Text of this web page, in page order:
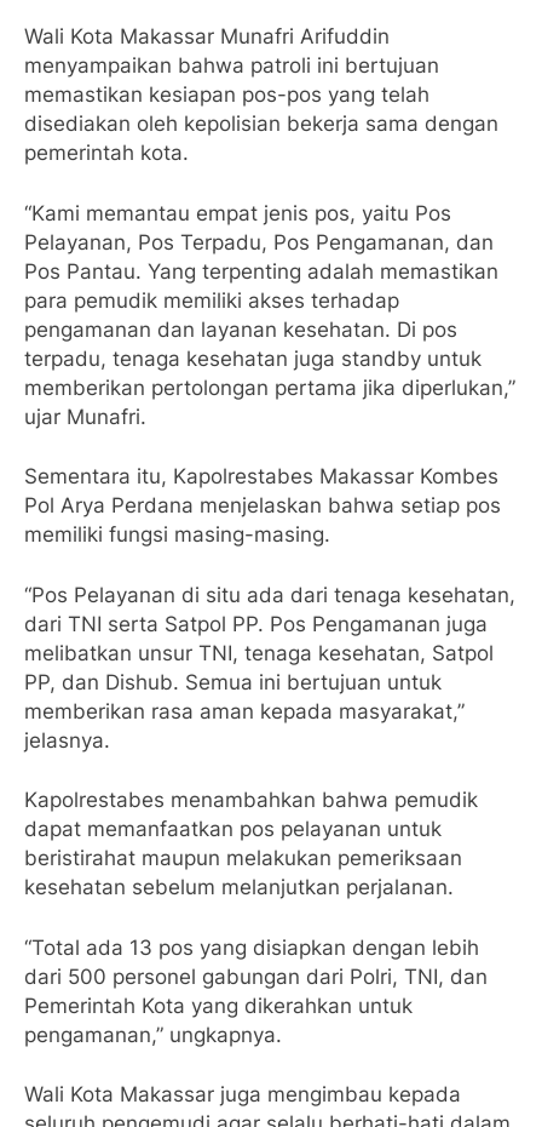
Wali Kota Makassar Munafri Arifuddin
menyampaikan bahwa patroli ini bertujuan
memastikan kesiapan pos-pos yang telah
disediakan oleh kepolisian bekerja sama dengan
pemerintah kota.
“Kami memantau empat jenis pos, yaitu Pos
Pelayanan, Pos Terpadu, Pos Pengamanan, dan
Pos Pantau. Yang terpenting adalah memastikan
para pemudik memiliki akses terhadap
pengamanan dan layanan kesehatan. Di pos
terpadu, tenaga kesehatan juga standby untuk
memberikan pertolongan pertama jika diperlukan,”
ujar Munafri.
Sementara itu, Kapolrestabes Makassar Kombes
Pol Arya Perdana menjelaskan bahwa setiap pos
memiliki fungsi masing-masing.
“Pos Pelayanan di situ ada dari tenaga kesehatan,
dari TNI serta Satpol PP. Pos Pengamanan juga
melibatkan unsur TNI, tenaga kesehatan, Satpol
PP, dan Dishub. Semua ini bertujuan untuk
memberikan rasa aman kepada masyarakat,”
jelasnya.
Kapolrestabes menambahkan bahwa pemudik
dapat memanfaatkan pos pelayanan untuk
beristirahat maupun melakukan pemeriksaan
kesehatan sebelum melanjutkan perjalanan.
“Total ada 13 pos yang disiapkan dengan lebih
dari 500 personel gabungan dari Polri, TNI, dan
Pemerintah Kota yang dikerahkan untuk
pengamanan,” ungkapnya.
Wali Kota Makassar juga mengimbau kepada